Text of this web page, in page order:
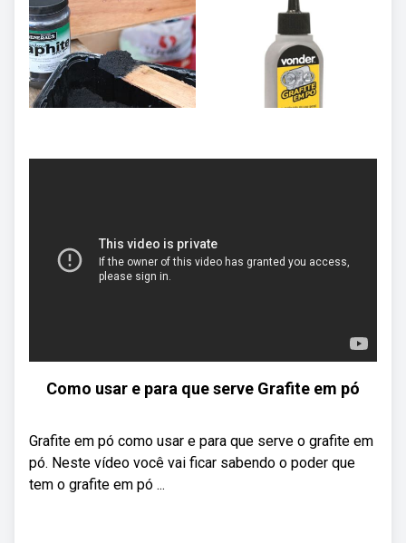
Como usar e para que serve Grafite em pó
Grafite em pó como usar e para que serve o grafite em
pó. Neste vídeo você vai ficar sabendo o poder que
tem o grafite em pó ...